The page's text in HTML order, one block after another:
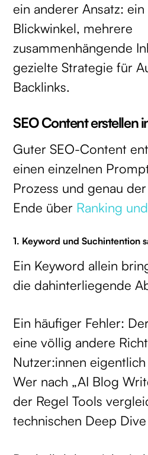
ein anderer Ansatz:
Blickwinkel, mehrere
zusammenhängende
gezielte Strategie für
Backlinks.
SEO Content erstellen
Guter SEO-Content
einen einzelnen
Prozess und genau
Ende über Ranking
1. Keyword und Suchintention
Ein Keyword allein
die dahinterliegende
Ein häufiger Fehler:
eine völlig andere
Nutzer:innen
Wer nach „AI Blog
der Regel Tools
technischen Deep